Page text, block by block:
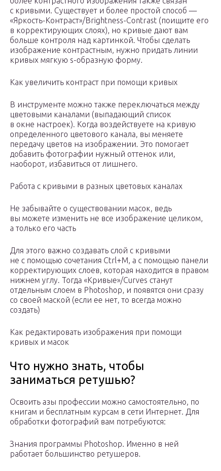
с кривыми. Существует и более простой способ —
«Яркость-Контраст»/Brightness-Contrast (поищите его
в корректирующих слоях), но кривые дают вам
больше контроля над картинкой. Чтобы сделать
изображение контрастным, нужно придать линии
кривых мягкую s-образную форму.
Как увеличить контраст при помощи кривых
В инструменте можно также переключаться между
цветовыми каналами (выпадающий список
в окне настроек). Когда воздействуете на кривую
определенного цветового канала, вы меняете
передачу цветов на изображении. Это помогает
добавить фотографии нужный оттенок или,
наоборот, избавиться от лишнего.
Работа с кривыми в разных цветовых каналах
Не забывайте о существовании масок, ведь
вы можете изменить не все изображение целиком,
а только его часть
Для этого важно создавать слой с кривыми
не с помощью сочетания Ctrl+M, а с помощью панели
корректирующих слоев, которая находится в правом
нижнем углу. Тогда «Кривые»/Curves станут
отдельным слоем в Photoshop, и появятся они сразу
со своей маской (если ее нет, то всегда можно
создать)
Как редактировать изображения при помощи
кривых и масок
Что нужно знать, чтобы
заниматься ретушью?
Освоить азы профессии можно самостоятельно, по
книгам и бесплатным курсам в сети Интернет. Для
обработки фотографий вам потребуются:
Знания программы Photoshop. Именно в ней
работает большинство ретушеров.